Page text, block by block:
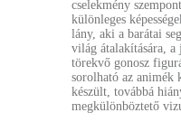
cselekmény
különleges
lány, aki a barátai
világ átalakítására, a
törekvő gonosz
sorolható az animék
készült, továbbá
megkülönböztető